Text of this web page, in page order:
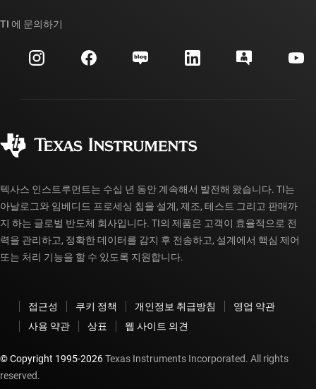
투자 관계
제조
대체품 검색
고객 지원 센터
myTI 계정 FAQ
주문 FAQ
TI 에 문의하기
텍사스 인스트루먼트는 수십 년 동안 계속해서 발전해 왔습니다. TI는
아날로그와 임베디드 프로세싱 칩을 설계, 제조, 테스트 그리고 판매까
지 하는 글로벌 반도체 회사입니다. TI의 제품은 고객이 효율적으로 전
력을 관리하고, 정확한 데이터를 감지 후 전송하고, 설계에서 핵심 제어
또는 처리 기능을 할 수 있도록 지원합니다.
접근성 쿠키 정책 개인정보 취급방침
영업 약관
사용 약관
상표 웹 사이트 의견
© Copyright 1995-2026Texas Instruments Incorporated. All rights
reserved.